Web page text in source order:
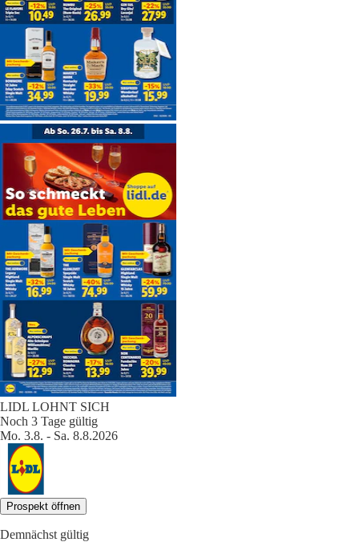
LIDL LOHNT SICH
Noch 3 Tage gültig
Mo. 3.8. - Sa. 8.8.2026
Prospekt öffnen
Demnächst gültig